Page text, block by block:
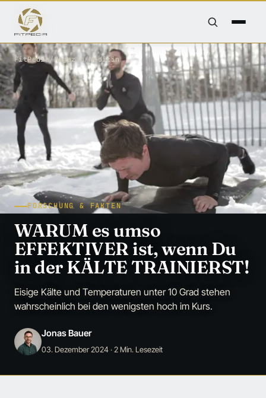
FitPedia/Magazin/ Medizin
FORSCHUNG & FAKTEN
WARUM es umso
EFFEKTIVER ist, wenn Du
in der KÄLTE TRAINIERST!
Eisige Kälte und Temperaturen unter 10 Grad stehen
wahrscheinlich bei den wenigsten hoch im Kurs.
Jonas Bauer
03. Dezember 2024· 2 Min. Lesezeit